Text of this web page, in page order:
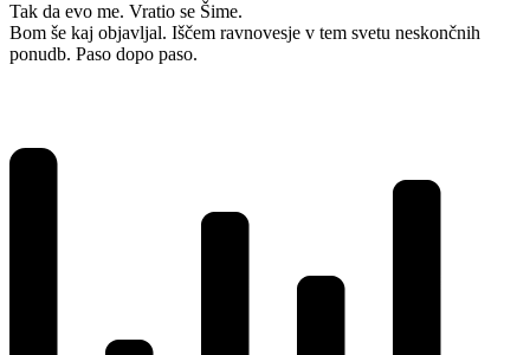
Tak da evo me. Vratio se Šime.
Bom še kaj objavljal. Iščem ravnovesje v tem svetu neskončnih
ponudb. Paso dopo paso.